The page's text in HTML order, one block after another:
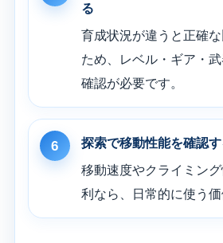
る
育成状況が違うと正確
ため、レベル・ギア・
確認が必要です。
6 探索で移動性能を確認す
移動速度やクライミン
利なら、日常的に使う価